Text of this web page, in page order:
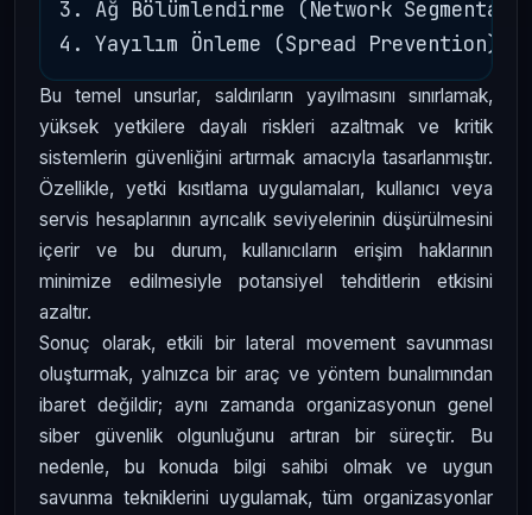
3. Ağ Bölümlendirme (Network
Bu temel unsurlar, saldırıların yayılmasını sınırlamak,
yüksek yetkilere dayalı riskleri azaltmak ve kritik
sistemlerin güvenliğini artırmak amacıyla tasarlanmıştır.
Özellikle, yetki kısıtlama uygulamaları, kullanıcı veya
servis hesaplarının ayrıcalık seviyelerinin düşürülmesini
içerir ve bu durum, kullanıcıların erişim haklarının
minimize edilmesiyle potansiyel tehditlerin etkisini
azaltır.
Sonuç olarak, etkili bir lateral movement savunması
oluşturmak, yalnızca bir araç ve yöntem bunalımından
ibaret değildir; aynı zamanda organizasyonun genel
siber güvenlik olgunluğunu artıran bir süreçtir. Bu
nedenle, bu konuda bilgi sahibi olmak ve uygun
savunma tekniklerini uygulamak, tüm organizasyonlar